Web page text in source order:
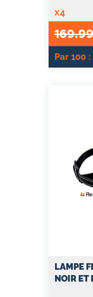
x4
169.99
Par 100 :
LAMPE
NOIR ET